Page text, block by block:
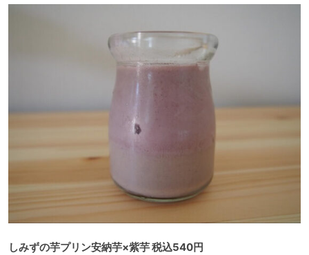
しみずの芋プリン安納芋×紫芋 税込540円